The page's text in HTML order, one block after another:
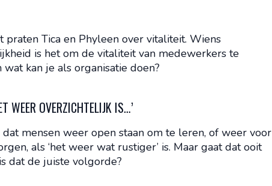
praten Tica en Phyleen over vitaliteit. Wiens
is het om de vitaliteit van medewerkers te
kan je als organisatie doen?
WEER OVERZICHTELIJK IS…’
mensen weer open staan om te leren, of weer voor
als ‘het weer wat rustiger’ is. Maar gaat dat ooit
dat de juiste volgorde?